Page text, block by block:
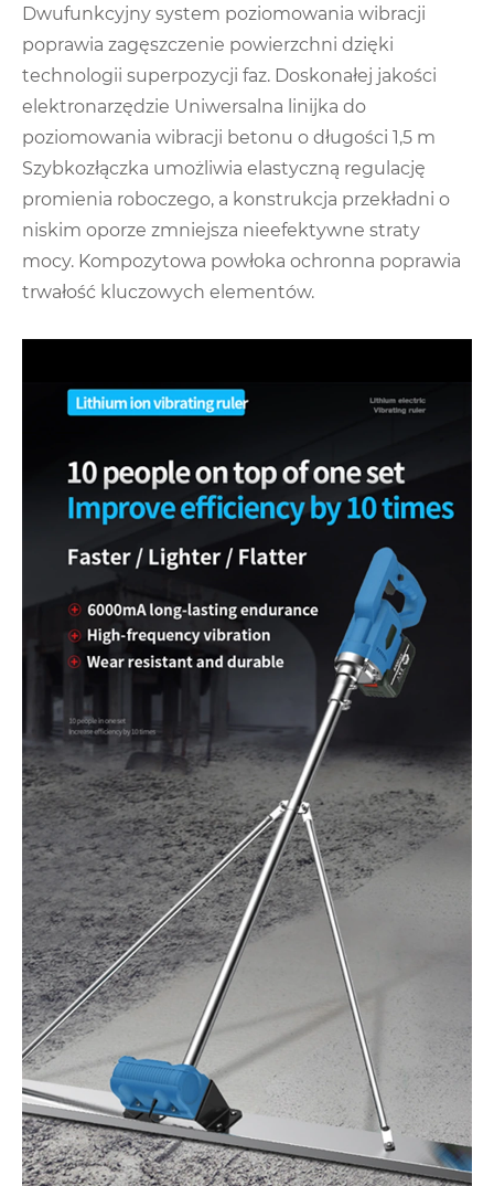
Dwufunkcyjny system poziomowania wibracji
poprawia zagęszczenie powierzchni dzięki
technologii superpozycji faz. Doskonałej jakości
elektronarzędzie Uniwersalna linijka do
poziomowania wibracji betonu o długości 1,5 m
Szybkozłączka umożliwia elastyczną regulację
promienia roboczego, a konstrukcja przekładni o
niskim oporze zmniejsza nieefektywne straty
mocy. Kompozytowa powłoka ochronna poprawia
trwałość kluczowych elementów.